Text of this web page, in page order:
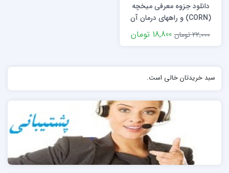
دانلود جزوه معرفی میخچه
(CORN) و راههای درمان آن
22,000 تومان
18,800 تومان
سبد خریدتان خالی است.